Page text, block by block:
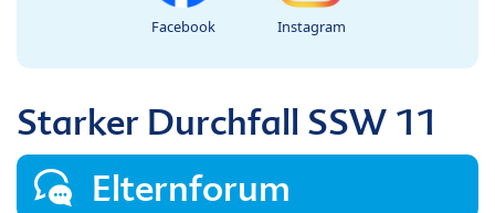
Facebook Instagram
Starker Durchfall SSW 11
Elternforum